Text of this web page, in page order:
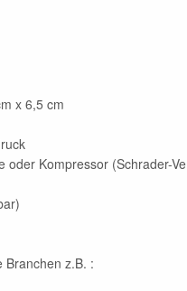
x 6,5 cm
oder Kompressor (Schrader-
Branchen z.B. :